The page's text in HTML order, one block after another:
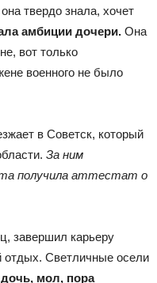
твердо знала, хочет
амбиции дочери. Она
вот только
военного не было
в Советск, который
За ним
получила аттестат о
завершил карьеру
отдых. Светличные осели
мол, пора